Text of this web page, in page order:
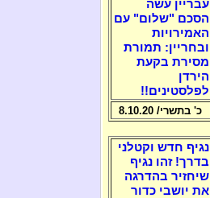
עבריין עשה
הסכם "שלום" עם
האמירויות
ובחריין: תמורת
מסירת בקעת
הירדן
לפלסטינים!!
כ' בתשרי/ 8.10.20
נגיף חדש וקטלני
בדרך! זהו נגיף
שיחזיר בהדרגה
את יושבי כדור